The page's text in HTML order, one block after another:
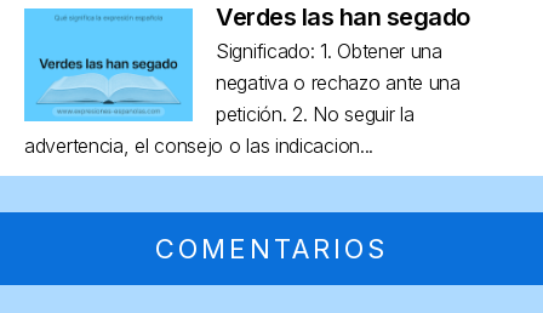
Verdes las han segado
Significado: 1. Obtener una
negativa o rechazo ante una
petición. 2. No seguir la
advertencia, el consejo o las indicacion...
COMENTARIOS